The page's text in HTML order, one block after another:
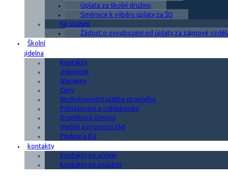
Úplata za školní družinu
Směrnice k výběru úplaty za ŠD
Ke stažení
Žádost o osvobození od úplaty za zájmové
Školní
jídelna
Kontakty
Jídelníček
Alergeny
Ceny
Bezhotovostní platba stravného
Přihlašování a odhlašování
Doplňková činnost
Vnitřní a provozní řád
Podpora EU
kontakty
Kontakty na učitele
Kontakty na součásti